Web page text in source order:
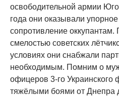
освободительной армии
года они оказывали
сопротивление
смелостью советских
условиях они снабжали
необходимым. Помним о
офицеров 3-го Украинского
тяжёлыми боями от Днепра